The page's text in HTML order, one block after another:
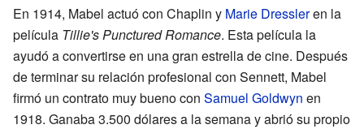
En 1914, Mabel actuó con Chaplin y Marie Dressleren la
película Tillie's Punctured Romance. Esta película la
ayudó a convertirse en una gran estrella de cine. Después
de terminar su relación profesional con Sennett, Mabel
firmó un contrato muy bueno con Samuel Goldwyn en
1918. Ganaba 3.500 dólares a la semana y abrió su propio